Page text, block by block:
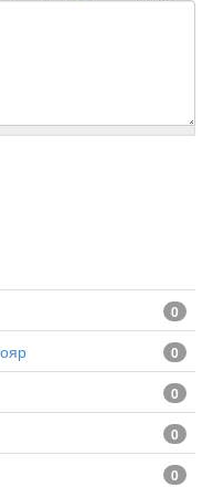
0
0
0
0
0